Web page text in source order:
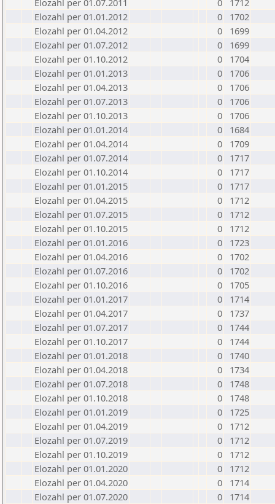
Elozahl per 01.07.2011
0
1712
Elozahl per 01.01.2012
0
1702
Elozahl per 01.04.2012
0
1699
Elozahl per 01.07.2012
0
1699
Elozahl per 01.10.2012
0
1704
Elozahl per 01.01.2013
0
1706
Elozahl per 01.04.2013
0
1706
Elozahl per 01.07.2013
0
1706
Elozahl per 01.10.2013
0
1706
Elozahl per 01.01.2014
0
1684
Elozahl per 01.04.2014
0
1709
Elozahl per 01.07.2014
0
1717
Elozahl per 01.10.2014
0
1717
Elozahl per 01.01.2015
0
1717
Elozahl per 01.04.2015
0
1712
Elozahl per 01.07.2015
0
1712
Elozahl per 01.10.2015
0
1712
Elozahl per 01.01.2016
0
1723
Elozahl per 01.04.2016
0
1702
Elozahl per 01.07.2016
0
1702
Elozahl per 01.10.2016
0
1705
Elozahl per 01.01.2017
0
1714
Elozahl per 01.04.2017
0
1737
Elozahl per 01.07.2017
0
1744
Elozahl per 01.10.2017
0
1744
Elozahl per 01.01.2018
0
1740
Elozahl per 01.04.2018
0
1734
Elozahl per 01.07.2018
0
1748
Elozahl per 01.10.2018
0
1748
Elozahl per 01.01.2019
0
1725
Elozahl per 01.04.2019
0
1712
Elozahl per 01.07.2019
0
1712
Elozahl per 01.10.2019
0
1712
Elozahl per 01.01.2020
0
1712
Elozahl per 01.04.2020
0
1714
Elozahl per 01.07.2020
0
1714